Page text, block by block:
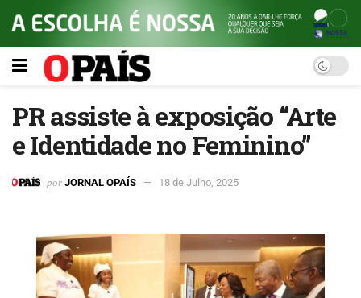
PR assiste à exposição “Arte
e Identidade no Feminino”
por JORNAL OPAÍS 18 de Julho, 2025